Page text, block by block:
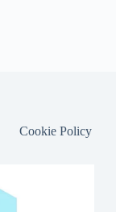
Cookie Policy